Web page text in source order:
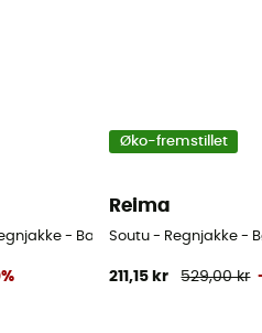
- Barn
Øko-fremstillet
Reima
Soutu - Regnjakke -
211,15 kr 529,00 kr